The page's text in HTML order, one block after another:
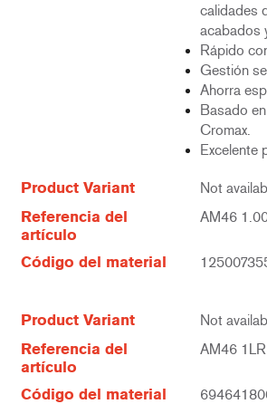
calidades
acabados
Rápido
Gestión
Ahorra
Basado
Cromax.
Excelente
Product Variant Not
Referencia del
artículo
AM46
Código del material
Product Variant Not
Referencia del
artículo
AM46 1LR
Código del material